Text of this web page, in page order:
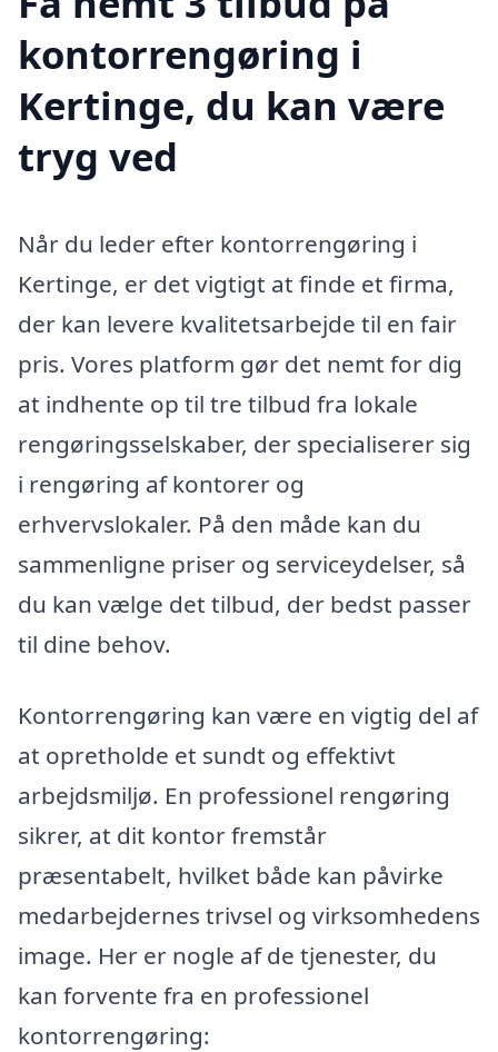
kontorrengøring i
Kertinge, du kan være
tryg ved
Når du leder efter kontorrengøring i
Kertinge, er det vigtigt at finde et firma,
der kan levere kvalitetsarbejde til en fair
pris. Vores platform gør det nemt for dig
at indhente op til tre tilbud fra lokale
rengøringsselskaber, der specialiserer sig
i rengøring af kontorer og
erhvervslokaler. På den måde kan du
sammenligne priser og serviceydelser, så
du kan vælge det tilbud, der bedst passer
til dine behov.
Kontorrengøring kan være en vigtig del af
at opretholde et sundt og effektivt
arbejdsmiljø. En professionel rengøring
sikrer, at dit kontor fremstår
præsentabelt, hvilket både kan påvirke
medarbejdernes trivsel og virksomhedens
image. Her er nogle af de tjenester, du
kan forvente fra en professionel
kontorrengøring: